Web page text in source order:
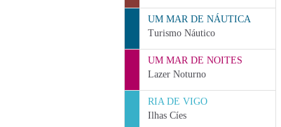
UM MAR DE NÁUTICA
Turismo Náutico
UM MAR DE NOITES
Lazer Noturno
RIA DE VIGO
Ilhas Cíes